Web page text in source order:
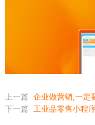
上一篇 企业做营销,一定
下一篇 工业品零售小程